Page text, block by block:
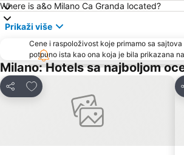
Where is a&o Milano Ca Granda located?
Prikaži više
Cene i raspoloživost koje primamo sa
potpuno ista kao ona koja je bila prikazana
Milano: Hotels sa najboljom
Deli
Dodati u favorite